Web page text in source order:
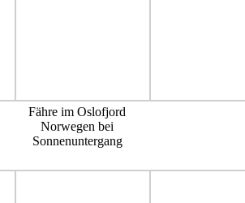
Fähre im Oslofjord
Norwegen bei
Sonnenuntergang